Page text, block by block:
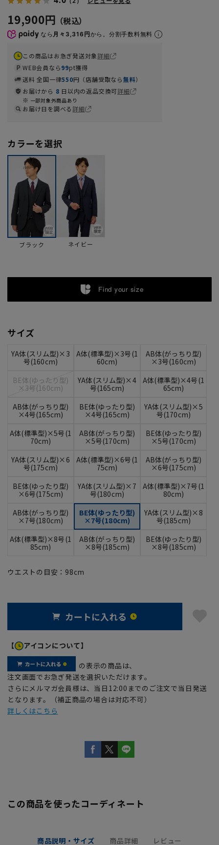
19,900円
なら 月々3,316円から。分割手数料無料
この商品はお急ぎ発送対象詳細
WEB会員なら99pt獲得
送料 全国一律550円（店舗受取なら無料）
お届けから 8 日以内の返品交換可詳細
一部対象外商品あり
お届け日を調べる詳細
カラーを選択
ブラック ネイビー
Find your size
サイズ
YA体(スリム型)×3
号(160cm)
A体(標準型)×3号(1
60cm)
AB体(がっちり型)
×3号(160cm)
BE体(ゆったり型)
×3号(160cm)
YA体(スリム型)×4
号(165cm)
A体(標準型)×4号(1
65cm)
AB体(がっちり型)
×4号(165cm)
BE体(ゆったり型)
×4号(165cm)
YA体(スリム型)×5
号(170cm)
A体(標準型)×5号(1
70cm)
AB体(がっちり型)
×5号(170cm)
BE体(ゆったり型)
×5号(170cm)
YA体(スリム型)×6
号(175cm)
A体(標準型)×6号(1
75cm)
AB体(がっちり型)
×6号(175cm)
BE体(ゆったり型)
×6号(175cm)
YA体(スリム型)×7
号(180cm)
A体(標準型)×7号(1
80cm)
AB体(がっちり型)
×7号(180cm)
BE体(ゆったり型)
×7号(180cm)
YA体(スリム型)×8
号(185cm)
A体(標準型)×8号(1
85cm)
AB体(がっちり型)
×8号(185cm)
BE体(ゆったり型)
×8号(185cm)
ウエストの目安： 98cm
カートに入れる
【 アイコンについて】
の表示の商品は、
注文画面でお急ぎ発送を選択いただけます。
さらにメルマガ会員様は、当日12:00までのご注文で当日発送
となります。（補正商品の場合は対応不可）
詳しくはこちら
この商品を使ったコーディネート
商品説明・サイズ 商品詳細 レビュー